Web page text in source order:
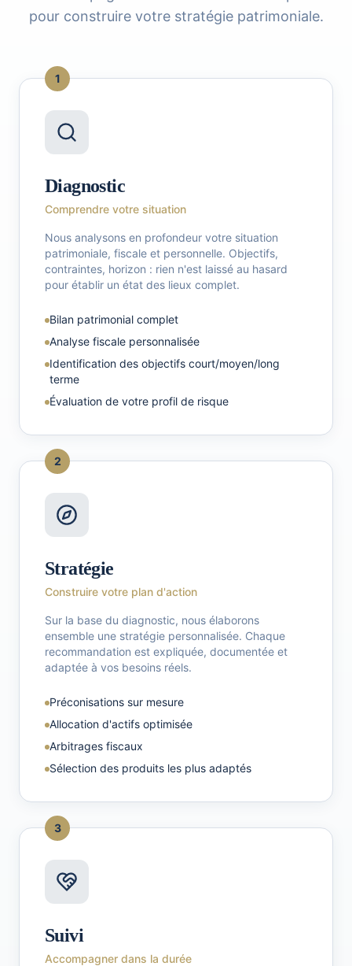
pour construire votre stratégie patrimoniale.
1
Diagnostic
Comprendre votre situation
Nous analysons en profondeur votre situation
patrimoniale, fiscale et personnelle. Objectifs,
contraintes, horizon : rien n'est laissé au hasard
pour établir un état des lieux complet.
Bilan patrimonial complet
Analyse fiscale personnalisée
Identification des objectifs court/moyen/long
terme
Évaluation de votre profil de risque
2
Stratégie
Construire votre plan d'action
Sur la base du diagnostic, nous élaborons
ensemble une stratégie personnalisée. Chaque
recommandation est expliquée, documentée et
adaptée à vos besoins réels.
Préconisations sur mesure
Allocation d'actifs optimisée
Arbitrages fiscaux
Sélection des produits les plus adaptés
3
Suivi
Accompagner dans la durée